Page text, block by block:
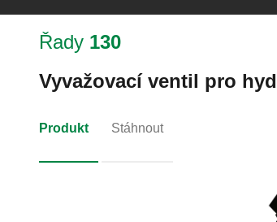
Řady 130
Vyvažovací ventil pro
Produkt Stáhnout